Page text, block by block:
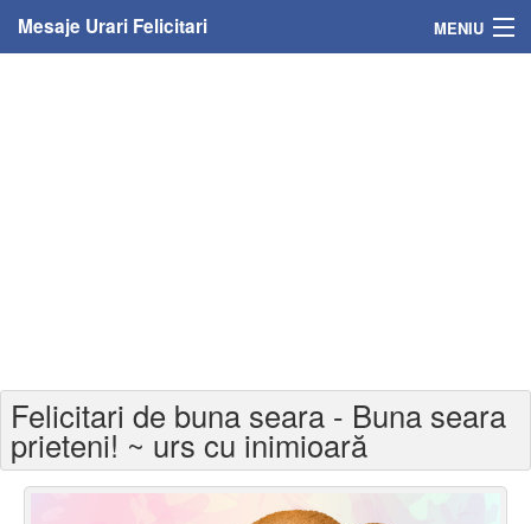
Mesaje Urari Felicitari MENIU
Felicitari varsta
Felicitari zilele anului
Felicitari de buna seara - Buna seara
prieteni! ~ urs cu inimioară